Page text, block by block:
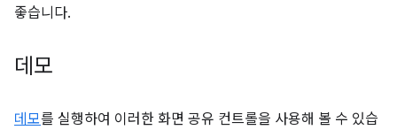
좋습니다.
데모
데모를 실행하여 이러한 화면 공유 컨트롤을 사용해 볼 수 있습